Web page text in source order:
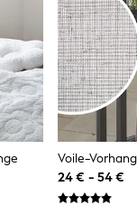
24 € - 54 €